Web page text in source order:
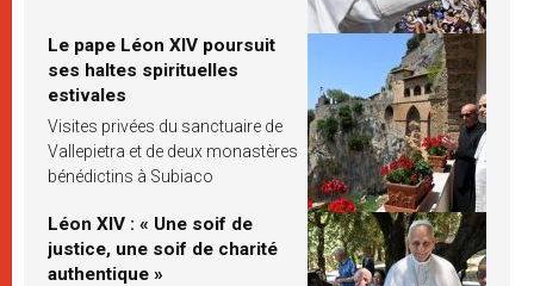
Le pape Léon XIV poursuit
ses haltes spirituelles
estivales
Visites privées du sanctuaire de
Vallepietra et de deux monastères
bénédictins à Subiaco
Léon XIV : « Une soif de
justice, une soif de charité
authentique »